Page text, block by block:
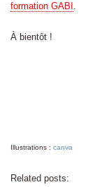
formation GABI .
À bientôt !
Illustrations : canva
Related posts: